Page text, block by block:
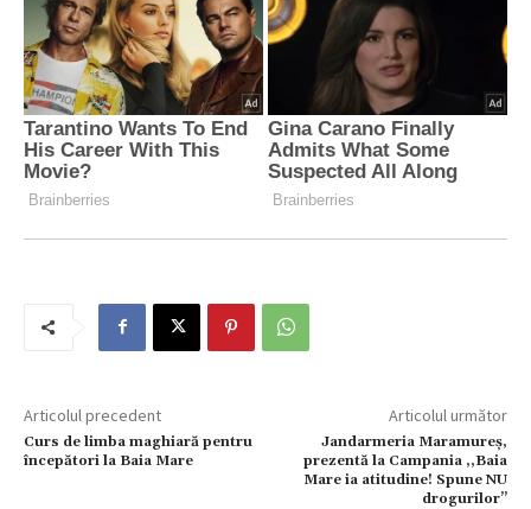
Articolul precedent
Curs de limba maghiară pentru
începători la Baia Mare
Articolul următor
Jandarmeria Maramureș,
prezentă la Campania ,,Baia
Mare ia atitudine! Spune NU
drogurilor”